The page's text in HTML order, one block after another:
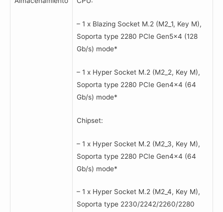
– 1 x Blazing Socket M.2 (M2_1, Key M),
Soporta type 2280 PCIe Gen5x4 (128
Gb/s) mode*
– 1 x Hyper Socket M.2 (M2_2, Key M),
Soporta type 2280 PCIe Gen4x4 (64
Gb/s) mode*
Chipset:
– 1 x Hyper Socket M.2 (M2_3, Key M),
Soporta type 2280 PCIe Gen4x4 (64
Gb/s) mode*
– 1 x Hyper Socket M.2 (M2_4, Key M),
Soporta type 2230/2242/2260/2280